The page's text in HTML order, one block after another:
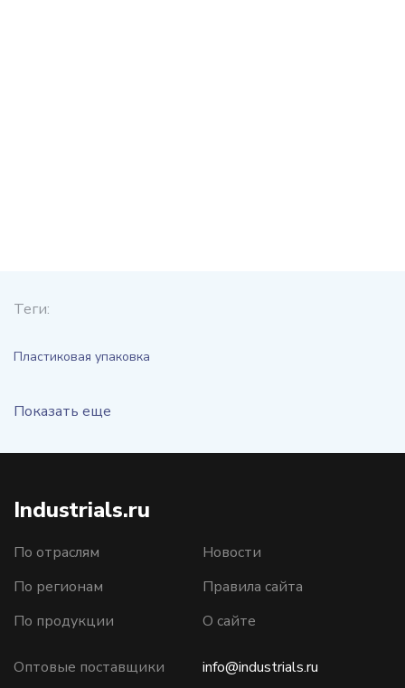
Теги:
Пластиковая упаковка
Показать еще
Industrials.ru
По отраслям
По регионам
По продукции
Новости
Правила сайта
О сайте
Оптовые поставщики info@industrials.ru